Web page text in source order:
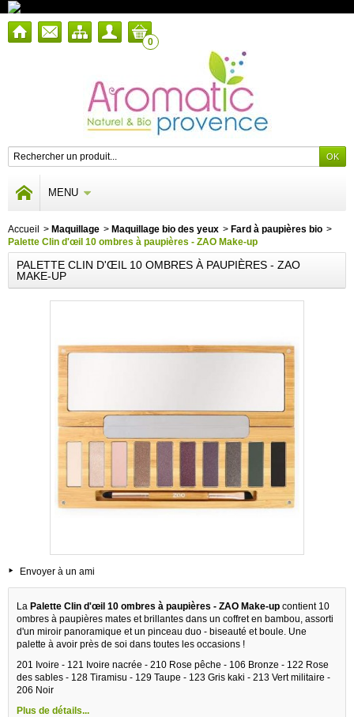
0
MENU
Accueil > Maquillage > Maquillage bio des yeux > Fard à paupières bio >
Palette Clin d'œil 10 ombres à paupières - ZAO Make-up
PALETTE CLIN D'ŒIL 10 OMBRES À PAUPIÈRES - ZAO
MAKE-UP
Envoyer à un ami
La Palette Clin d'œil 10 ombres à paupières - ZAO Make-up contient 10
ombres à paupières mates et brillantes dans un coffret en bambou, assorti
d'un miroir panoramique et un pinceau duo - biseauté et boule. Une
palette à avoir près de soi dans toutes les occasions !
201 Ivoire - 121 Ivoire nacrée - 210 Rose pêche - 106 Bronze - 122 Rose
des sables - 128 Tiramisu - 129 Taupe - 123 Gris kaki - 213 Vert militaire -
206 Noir
Plus de détails...